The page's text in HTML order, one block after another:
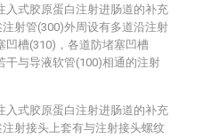
入式胶原蛋白注射进肠道的补充
射管(300)外周设有多道沿注射
凹槽(310)，各道防堵塞凹槽
干与导液软管(100)相通的注射
入式胶原蛋白注射进肠道的补充
射接头上套有与注射接头螺纹